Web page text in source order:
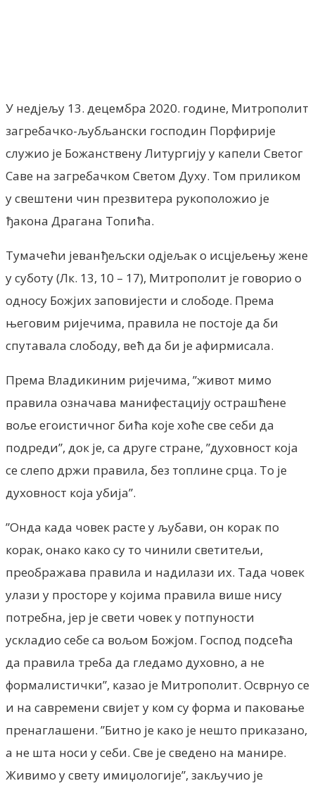
У недјељу 13. децембра 2020. године, Митрополит
загребачко-љубљански господин Порфирије
служио је Божанствену Литургију у капели Светог
Саве на загребачком Светом Духу. Том приликом
у свештени чин презвитера рукоположио је
ђакона Драгана Топића.
Тумачећи јеванђељски одјељак о исцјељењу жене
у суботу (Лк. 13, 10 – 17), Митрополит је говорио о
односу Божјих заповијести и слободе. Према
његовим ријечима, правила не постоје да би
спутавала слободу, већ да би је афирмисала.
Према Владикиним ријечима, ”живот мимо
правила означава манифестацију острашћене
воље егоистичног бића које хоће све себи да
подреди”, док је, са друге стране, ”духовност која
се слепо држи правила, без топлине срца. То је
духовност која убија”.
”Онда када човек расте у љубави, он корак по
корак, онако како су то чинили светитељи,
преображава правила и надилази их. Тада човек
улази у просторе у којима правила више нису
потребна, јер је свети човек у потпуности
ускладио себе са вољом Божјом. Господ подсећа
да правила треба да гледамо духовно, а не
формалистички”, казао је Митрополит. Осврнуо се
и на савремени свијет у ком су форма и паковање
пренаглашени. ”Битно је како је нешто приказано,
а не шта носи у себи. Све је сведено на манире.
Живимо у свету имиџологије”, закључио је